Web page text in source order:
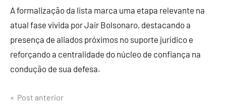
A formalização da lista marca uma etapa relevante na
atual fase vivida por Jair Bolsonaro, destacando a
presença de aliados próximos no suporte jurídico e
reforçando a centralidade do núcleo de confiança na
condução de sua defesa.
Post anterior